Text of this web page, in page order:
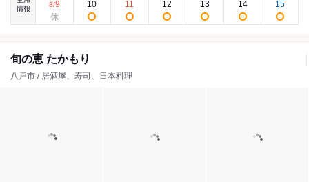
情報
8/9 10 11 12 13 14 15
旬の恵 たかもり
八戸市 / 居酒屋、寿司、日本料理